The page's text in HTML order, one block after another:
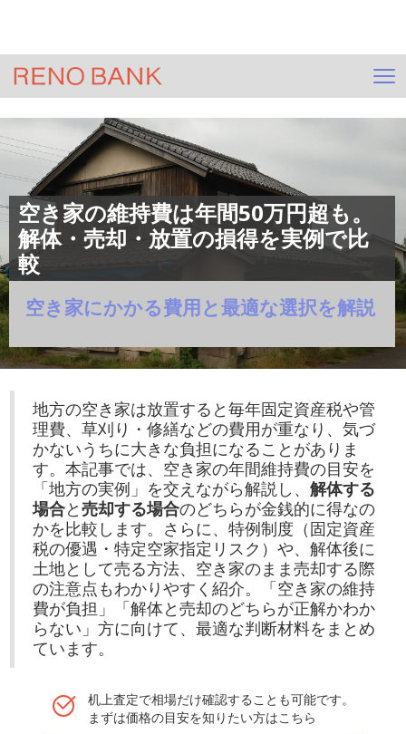
空き家の維持費は年間50万円超も。
解体・売却・放置の損得を実例で比
較
空き家にかかる費用と最適な選択を解説
地方の空き家は放置すると毎年固定資産税や管
理費、草刈り・修繕などの費用が重なり、気づ
かないうちに大きな負担になることがありま
す。本記事では、空き家の年間維持費の目安を
「地方の実例」を交えながら解説し、解体する
場合と売却する場合のどちらが金銭的に得なの
かを比較します。さらに、特例制度（固定資産
税の優遇・特定空家指定リスク）や、解体後に
土地として売る方法、空き家のまま売却する際
の注意点もわかりやすく紹介。「空き家の維持
費が負担」「解体と売却のどちらが正解かわか
らない」方に向けて、最適な判断材料をまとめ
ています。
机上査定で相場だけ確認することも可能です。
まずは価格の目安を知りたい方はこちら